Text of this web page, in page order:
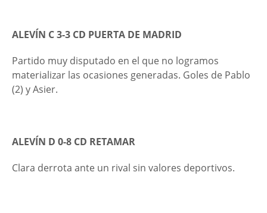
ALEVÍN C 3-3 CD PUERTA DE MADRID
Partido muy disputado en el que no logramos
materializar las ocasiones generadas. Goles de Pablo
(2) y Asier.
ALEVÍN D 0-8 CD RETAMAR
Clara derrota ante un rival sin valores deportivos.